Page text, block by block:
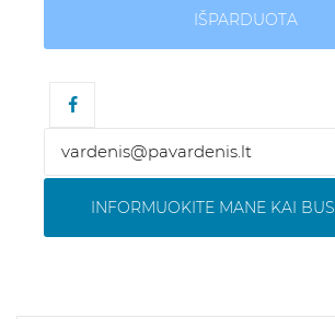
IŠPARDUOTA
INFORMUOKITE MANE KAI BUS